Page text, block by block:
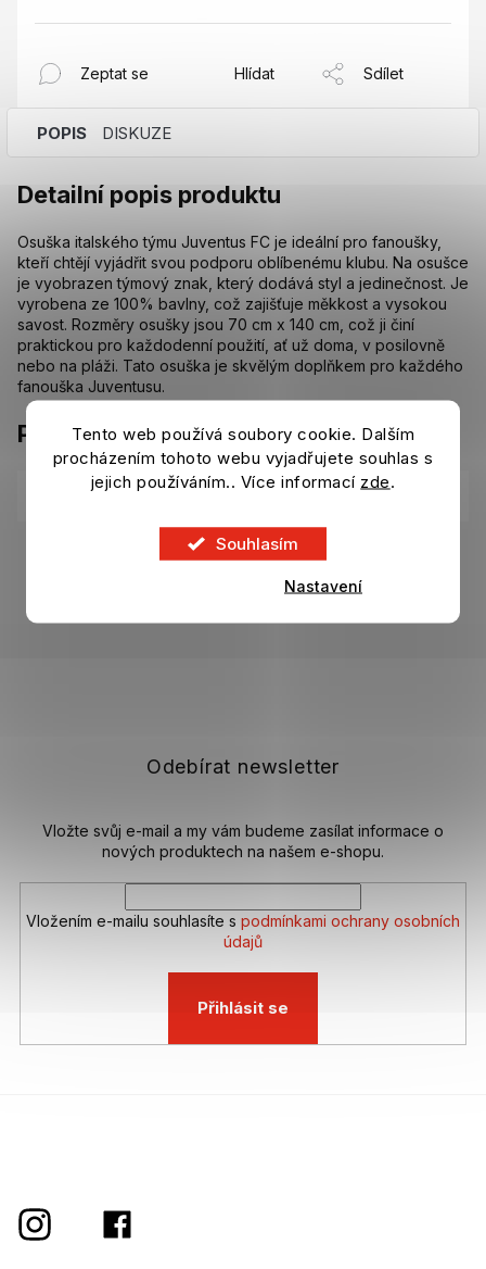
Tento web používá soubory cookie. Dalším
procházením tohoto webu vyjadřujete souhlas s
jejich používáním.. Více informací zde.
Souhlasím
Nastavení
Zeptat se Hlídat Sdílet
POPIS DISKUZE
Detailní popis produktu
Osuška italského týmu Juventus FC je ideální pro fanoušky,
kteří chtějí vyjádřit svou podporu oblíbenému klubu. Na osušce
je vyobrazen týmový znak, který dodává styl a jedinečnost. Je
vyrobena ze 100% bavlny, což zajišťuje měkkost a vysokou
savost. Rozměry osušky jsou 70 cm x 140 cm, což ji činí
praktickou pro každodenní použití, ať už doma, v posilovně
nebo na pláži. Tato osuška je skvělým doplňkem pro každého
fanouška Juventusu.
Parametry
Kategorie Povlečení, deky, osušky Juventus FC
5051586021502
Odebírat newsletter
Vložte svůj e-mail a my vám budeme zasílat informace o
nových produktech na našem e-shopu.
Vložením e-mailu souhlasíte s podmínkami ochrany osobních
údajů
Přihlásit se